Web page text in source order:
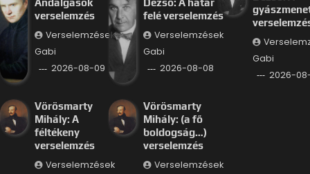
Andalgások
verselemzés
Verselemzések
Gabi
2026-08-09
Dezső: A határ
felé verselemzés
Verselemzések
Gabi
2026-08-08
Gabi
2026-
Vörösmarty
Mihály: A
féltékeny
verselemzés
Verselemzések
Vörösmarty
Mihály: (a fő
boldogság…)
verselemzés
Verselemzések